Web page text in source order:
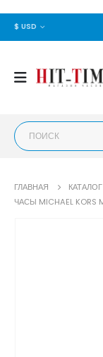
$ USD
ГЛАВНАЯ КАТАЛОГ
ЧАСЫ MICHAEL KORS